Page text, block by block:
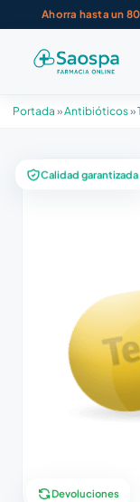
Ahorra hasta un
Portada »Antibióticos»
Calidad garantizada
Devoluciones